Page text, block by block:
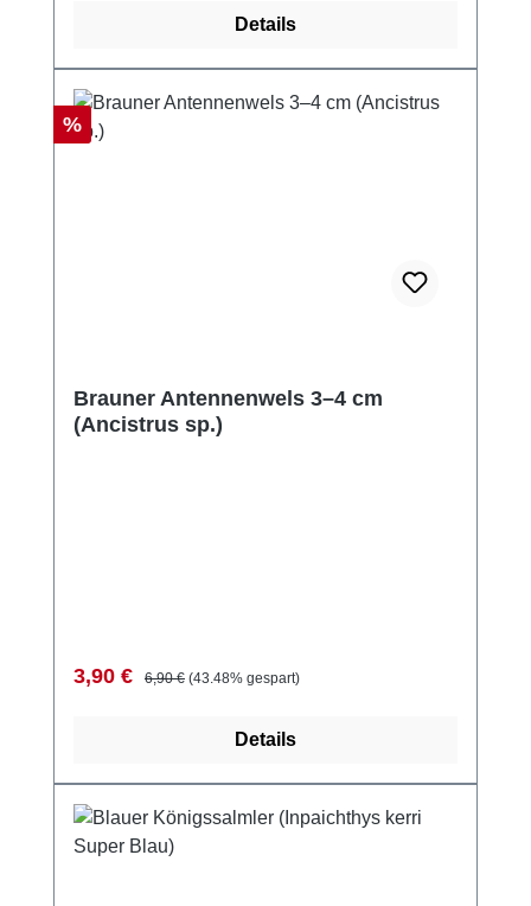
Details
Rabatt
%
Brauner Antennenwels 3–4 cm
(Ancistrus sp.)
Verkaufspreis:
3,90 € Regulärer Preis:
6,90 € (43.48% gespart)
Details